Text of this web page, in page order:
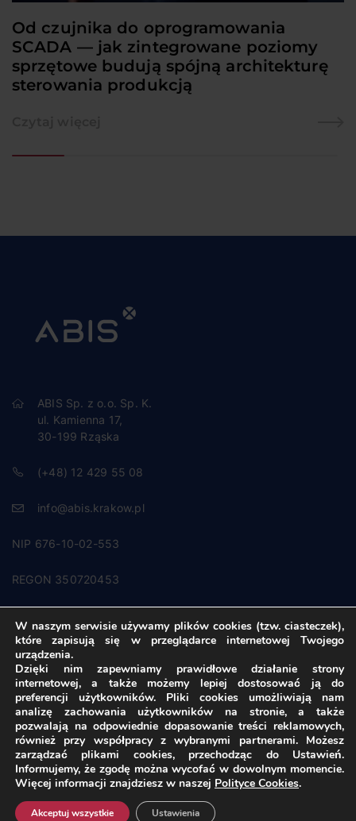
Od czujnika do oprogramowania
SCADA — jak zintegrowane poziomy
sprzętowe budują spójną architekturę
sterowania produkcją
Udostępnianie zasobów Certyfikaty
RODO Praktyki/staże
Praca Blog
Wydarzenia Filmy promocyjne
NIP 676-10-02-553
REGON 350720453
ABIS Sp. z o.o. Sp. K.
ul. Kamienna 17,
30-199 Rząska
(+48) 12 429 55 08
info@abis.krakow.pl
Polityka Cookies
Copyright © ABIS Sp. z o.o. Spółka Komandytowa
W naszym serwisie używamy plików cookies (tzw. ciasteczek),
które zapisują się w przeglądarce internetowej Twojego
urządzenia.
Dzięki nim zapewniamy prawidłowe działanie strony
internetowej, a także możemy lepiej dostosować ją do
preferencji użytkowników. Pliki cookies umożliwiają nam
analizę zachowania użytkowników na stronie, a także
pozwalają na odpowiednie dopasowanie treści reklamowych,
również przy współpracy z wybranymi partnerami. Możesz
zarządzać plikami cookies, przechodząc do Ustawień.
Informujemy, że zgodę można wycofać w dowolnym momencie.
Więcej informacji znajdziesz w naszej Polityce Cookies.
Akceptuj wszystkie Ustawienia